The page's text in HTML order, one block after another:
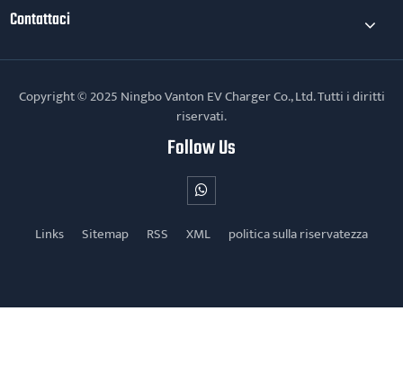
Contattaci
Copyright © 2025 Ningbo Vanton EV Charger Co., Ltd. Tutti i diritti
riservati.
Follow Us
Links Sitemap RSS XML politica sulla riservatezza